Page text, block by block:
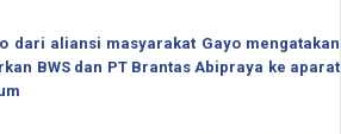
dari aliansi masyarakat Gayo mengatakan
BWS dan PT Brantas Abipraya ke aparat